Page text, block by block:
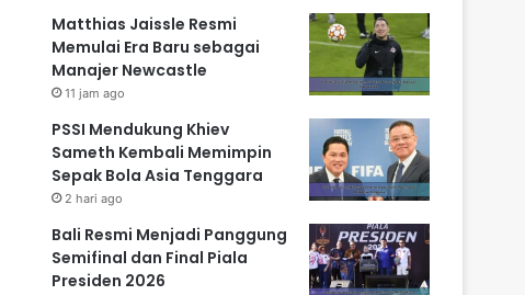
Matthias Jaissle Resmi
Memulai Era Baru sebagai
Manajer Newcastle
11 jam ago
PSSI Mendukung Khiev
Sameth Kembali Memimpin
Sepak Bola Asia Tenggara
2 hari ago
Bali Resmi Menjadi Panggung
Semifinal dan Final Piala
Presiden 2026